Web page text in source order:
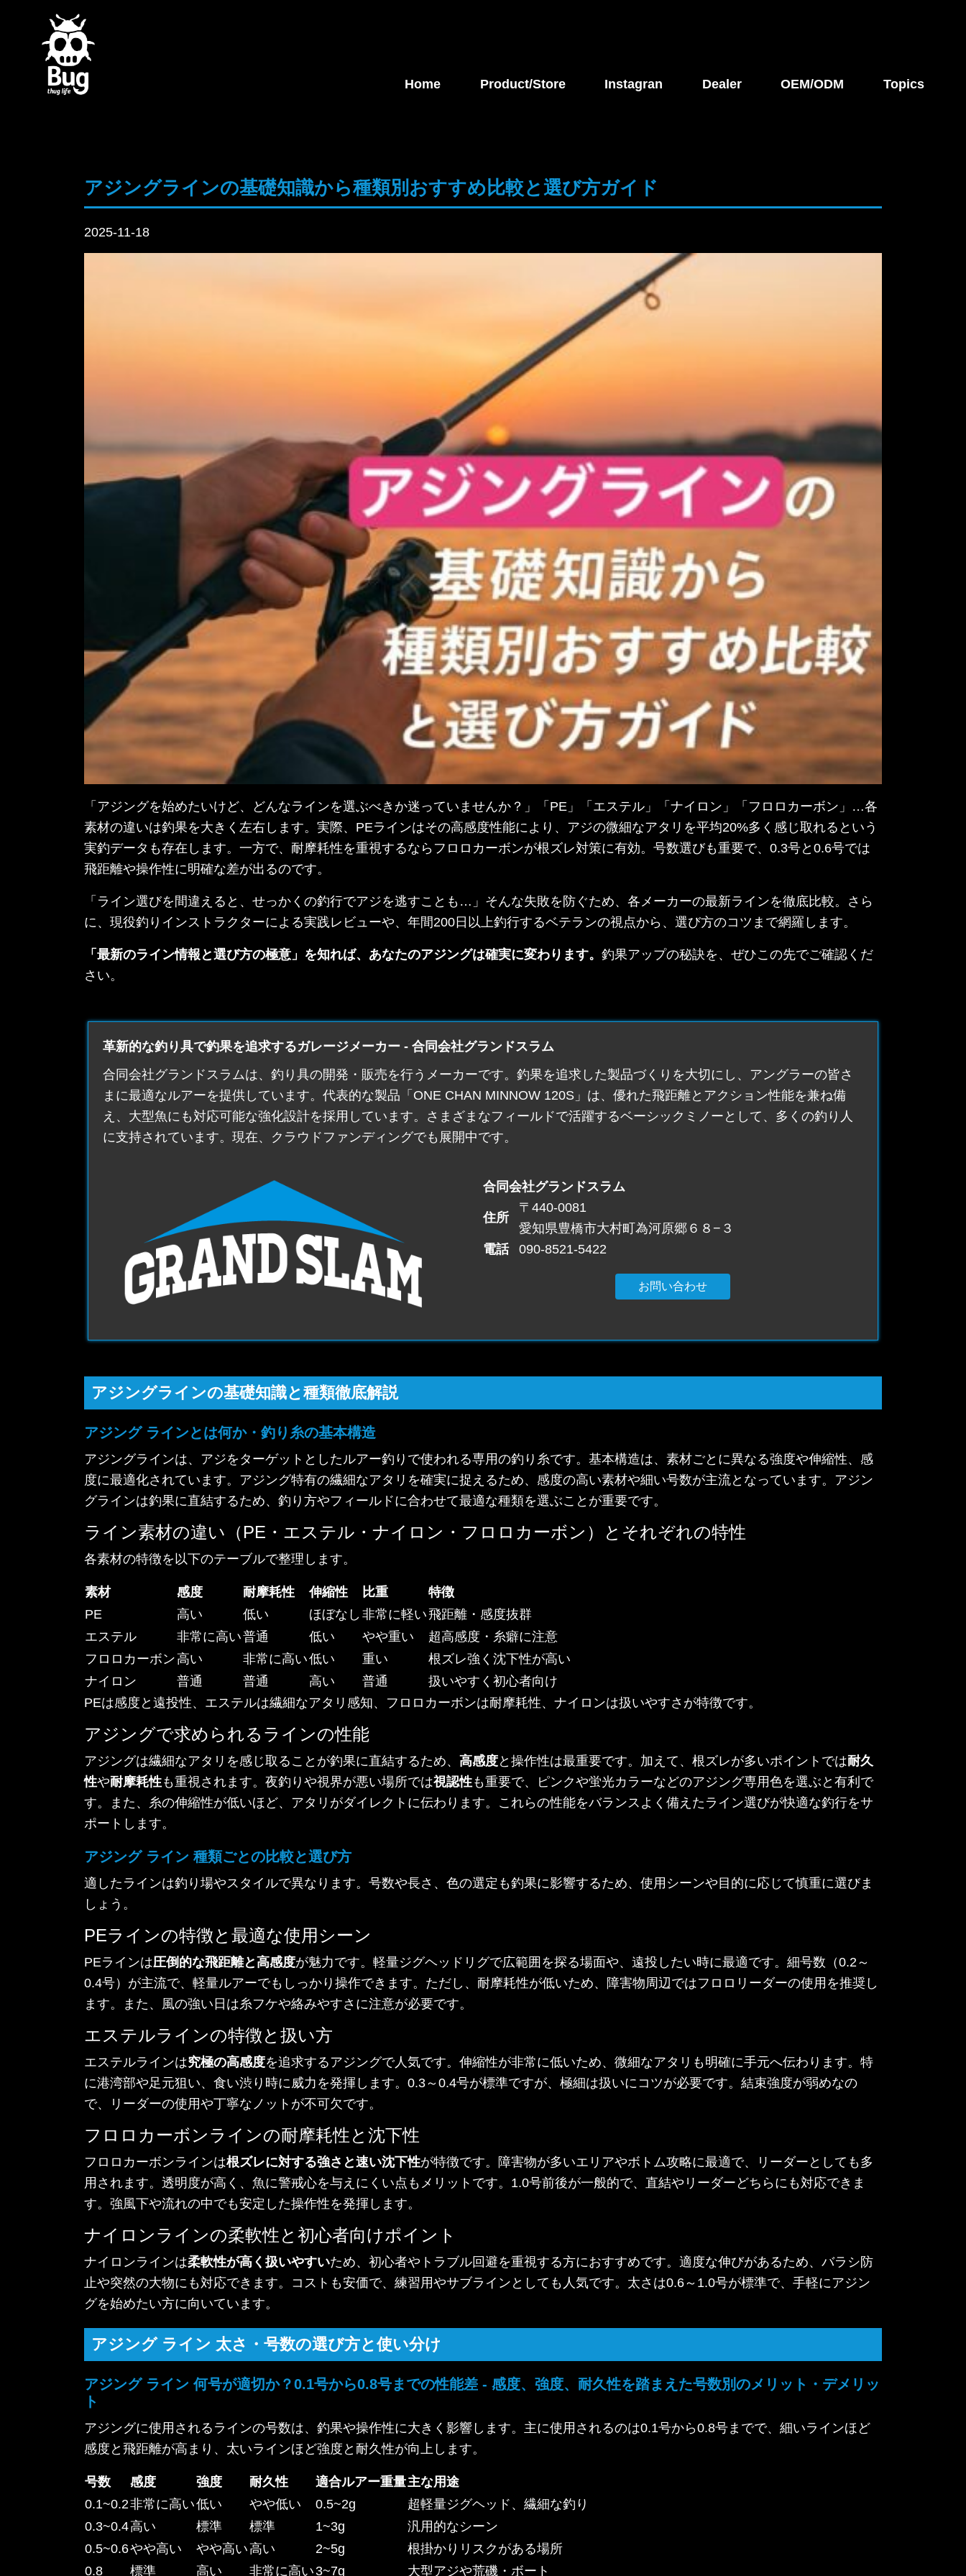
Home Product/Store Instagran Dealer OEM/ODM Topics
アジングラインの基礎知識から種類別おすすめ比較と選び方ガイド
2025-11-18
「アジングを始めたいけど、どんなラインを選ぶべきか迷っていませんか？」「PE」「エステル」「ナイロン」「フロロカーボン」…各
素材の違いは釣果を大きく左右します。実際、PEラインはその高感度性能により、アジの微細なアタリを平均20%多く感じ取れるという
実釣データも存在します。一方で、耐摩耗性を重視するならフロロカーボンが根ズレ対策に有効。号数選びも重要で、0.3号と0.6号では
飛距離や操作性に明確な差が出るのです。
「ライン選びを間違えると、せっかくの釣行でアジを逃すことも…」そんな失敗を防ぐため、各メーカーの最新ラインを徹底比較。さら
に、現役釣りインストラクターによる実践レビューや、年間200日以上釣行するベテランの視点から、選び方のコツまで網羅します。
「最新のライン情報と選び方の極意」を知れば、あなたのアジングは確実に変わります。 釣果アップの秘訣を、ぜひこの先でご確認くだ
さい。
革新的な釣り具で釣果を追求するガレージメーカー - 合同会社グランドスラム
合同会社グランドスラムは、 釣り具の開発・販売を行うメーカーです。釣果を追求した製品づくりを大切にし、アングラーの皆さ
まに最適なルアーを提供しています。代表的な製品「ONE CHAN MINNOW 120S」は、優れた飛距離とアクション性能を兼ね備
え、大型魚にも対応可能な強化設計を採用しています。さまざまなフィールドで活躍するベーシックミノーとして、多くの釣り人
に支持されています。現在、クラウドファンディングでも展開中です。
合同会社グランドスラム
住所
〒440-0081
愛知県豊橋市大村町為河原郷６８−３
電話
090-8521-5422
お問い合わせ
アジングラインの基礎知識と種類徹底解説
アジング ラインとは何か・釣り糸の基本構造
アジングラインは、アジをターゲットとしたルアー釣りで使われる専用の釣り糸です。基本構造は、素材ごとに異なる強度や伸縮性、感
度に最適化されています。アジング特有の繊細なアタリを確実に捉えるため、感度の高い素材や細い号数が主流となっています。アジン
グラインは釣果に直結するため、釣り方やフィールドに合わせて最適な種類を選ぶことが重要です。
ライン素材の違い（PE・エステル・ナイロン・フロロカーボン）とそれぞれの特性
各素材の特徴を以下のテーブルで整理します。
素材 感度 耐摩耗性 伸縮性 比重
特徴
PE
高い 低い ほぼなし 非常に軽い飛距離・感度抜群
エステル
非常に高い普通 低い やや重い
超高感度・糸癖に注意
フロロカーボン高い 非常に高い低い 重い
根ズレ強く沈下性が高い
ナイロン
普通 普通 高い 普通
扱いやすく初心者向け
PEは感度と遠投性、エステルは繊細なアタリ感知、フロロカーボンは耐摩耗性、ナイロンは扱いやすさが特徴です。
アジングで求められるラインの性能
アジングは繊細なアタリを感じ取ることが釣果に直結するため、 高感度と操作性は最重要です。加えて、根ズレが多いポイントでは耐久
性や耐摩耗性も重視されます。夜釣りや視界が悪い場所では視認性も重要で、ピンクや蛍光カラーなどのアジング専用色を選ぶと有利で
す。また、糸の伸縮性が低いほど、アタリがダイレクトに伝わります。これらの性能をバランスよく備えたライン選びが快適な釣行をサ
ポートします。
アジング ライン 種類ごとの比較と選び方
適したラインは釣り場やスタイルで異なります。号数や長さ、色の選定も釣果に影響するため、使用シーンや目的に応じて慎重に選びま
しょう。
PEラインの特徴と最適な使用シーン
PEラインは圧倒的な飛距離と高感度が魅力です。軽量ジグヘッドリグで広範囲を探る場面や、遠投したい時に最適です。細号数（0.2～
0.4号）が主流で、軽量ルアーでもしっかり操作できます。ただし、耐摩耗性が低いため、障害物周辺ではフロロリーダーの使用を推奨し
ます。また、風の強い日は糸フケや絡みやすさに注意が必要です。
エステルラインの特徴と扱い方
エステルラインは究極の高感度を追求するアジングで人気です。伸縮性が非常に低いため、微細なアタリも明確に手元へ伝わります。特
に港湾部や足元狙い、食い渋り時に威力を発揮します。0.3～0.4号が標準ですが、極細は扱いにコツが必要です。結束強度が弱めなの
で、リーダーの使用や丁寧なノットが不可欠です。
フロロカーボンラインの耐摩耗性と沈下性
フロロカーボンラインは根ズレに対する強さと速い沈下性が特徴です。障害物が多いエリアやボトム攻略に最適で、リーダーとしても多
用されます。透明度が高く、魚に警戒心を与えにくい点もメリットです。1.0号前後が一般的で、直結やリーダーどちらにも対応できま
す。強風下や流れの中でも安定した操作性を発揮します。
ナイロンラインの柔軟性と初心者向けポイント
ナイロンラインは柔軟性が高く扱いやすいため、初心者やトラブル回避を重視する方におすすめです。適度な伸びがあるため、バラシ防
止や突然の大物にも対応できます。コストも安価で、練習用やサブラインとしても人気です。太さは0.6～1.0号が標準で、手軽にアジン
グを始めたい方に向いています。
アジング ライン 太さ・号数の選び方と使い分け
アジング ライン 何号が適切か？0.1号から0.8号までの性能差 - 感度、強度、耐久性を踏まえた号数別のメリット・デメリッ
ト
アジングに使用されるラインの号数は、釣果や操作性に大きく影響します。主に使用されるのは0.1号から0.8号までで、細いラインほど
感度と飛距離が高まり、太いラインほど強度と耐久性が向上します。
号数 感度 強度 耐久性 適合ルアー重量主な用途
0.1~0.2非常に高い低い やや低い 0.5~2g
超軽量ジグヘッド、繊細な釣り
0.3~0.4高い 標準 標準 1~3g
汎用的なシーン
0.5~0.6やや高い やや高い高い 2~5g
根掛かりリスクがある場所
0.8
標準 高い 非常に高い3~7g 大型アジや荒磯・ボート